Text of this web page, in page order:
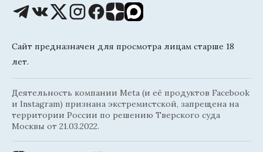
Сайт предназначен для просмотра лицам старше 18
лет.
Деятельность компании Meta (и её продуктов Facebook
и Instagram) признана экстремистской, запрещена на
территории России по решению Тверского суда
Москвы от 21.03.2022.